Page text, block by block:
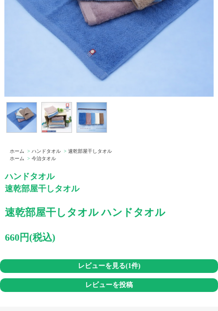
ホーム > ハンドタオル > 速乾部屋干しタオル
ホーム
> 今治タオル
ハンドタオル
速乾部屋干しタオル
速乾部屋干しタオル ハンドタオル
660円(税込)
レビューを見る(1件)
レビューを投稿